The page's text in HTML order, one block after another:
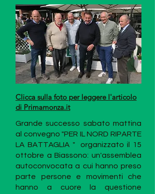
Presenti all’incontro, svoltosi presso
il bar Corona di via Manzoni, Alessio
Anghileri, Sergio Motta, Siro Villa,
Maurizio De Ponti, Giovanni Bolis e il
consigliere regionale Andrea Monti
(e con delega Antonio Magri).
All’unanimità, nel ruolo di presidente
è stato eletto Anghileri, ex
vicesindaco di Biassono, che sarà
affiancato per i prossimi 4 anni
dall’amministratore Siro Villa e dal
segretario De Ponti.
“Sono molto soddisfatto della
composizione del direttivo, snello e
coeso – ha commentato il neo
Clicca sulla foto per leggere l'articolo
di Primamonza.it
Grande successo sabato mattina
al convegno "PER IL NORD RIPARTE
LA BATTAGLIA " organizzato il 15
ottobre a Biassono: un'assemblea
autoconvocata a cui hanno preso
parte persone e movimenti che
hanno a cuore la questione